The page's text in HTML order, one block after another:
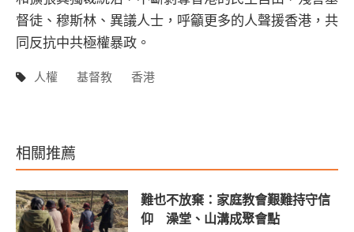
督徒、穆斯林、異議人士，呼籲更多的人聲援香港，共
同反抗中共極權暴政。
人權 基督教 香港
相關推薦
難也不放棄：家庭教會艱難持守信
仰 澡堂、山溝成聚會點